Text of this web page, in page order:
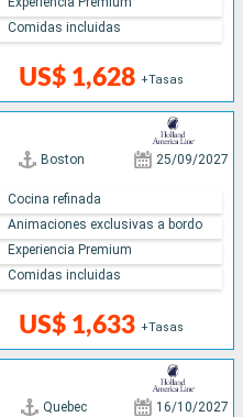
US$ 1,628 +Tasas
Comidas incluidas
Boston 25/09/2027
US$ 1,633 +Tasas
Cocina refinada
Animaciones exclusivas a bordo
Experiencia Premium
Comidas incluidas
Quebec 16/10/2027